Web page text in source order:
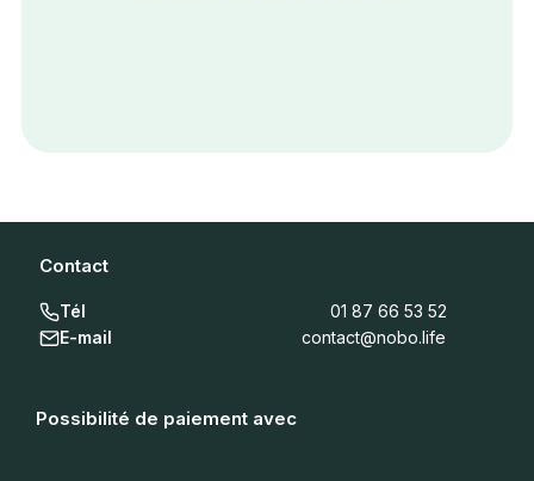
Contact
Tél
01 87 66 53 52
E-mail
contact@nobo.life
Possibilité de paiement avec